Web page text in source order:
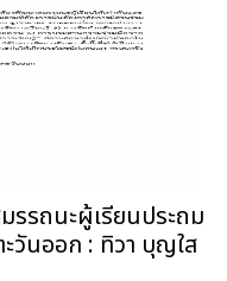
รรถนะผู้เรียนประถม
วันออก : ทิวา บุญใส